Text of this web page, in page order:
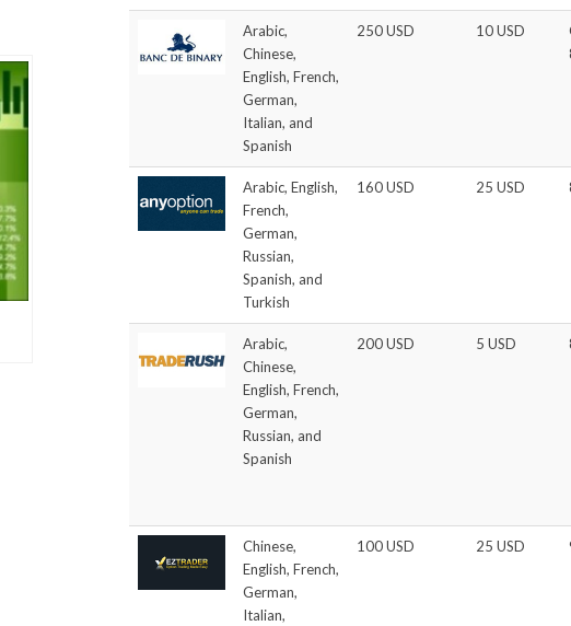
Arabic,
Chinese,
English, French,
German,
Italian, and
Spanish
250 USD 10 USD
Arabic, English,
French,
German,
Russian,
Spanish, and
Turkish
160 USD 25 USD
Arabic,
Chinese,
English, French,
German,
Russian, and
Spanish
200 USD 5 USD
Chinese,
English, French,
German,
Italian,
100 USD 25 USD